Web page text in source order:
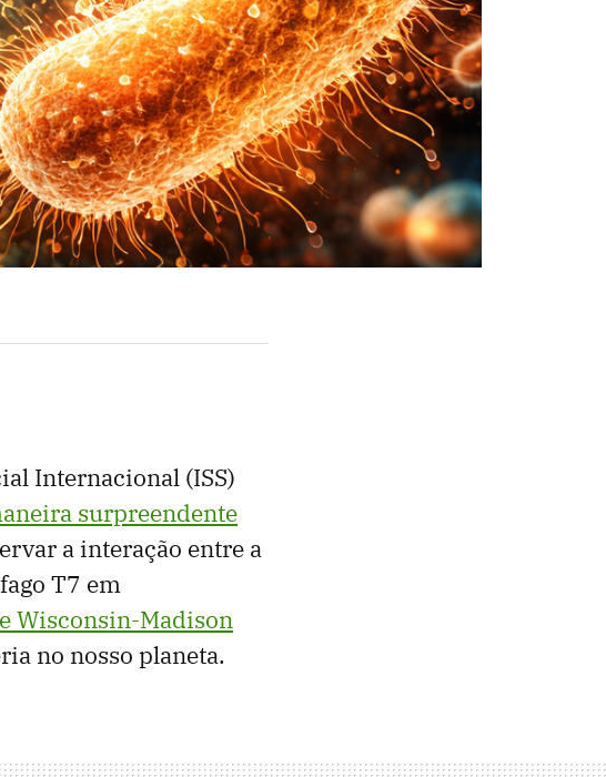
Internacional (ISS)
surpreendente
a interação entre a
T7 em
Wisconsin-Madison
no nosso planeta.